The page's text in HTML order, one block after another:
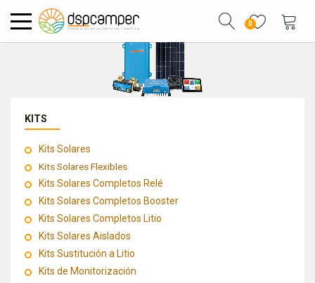
0
KITS
Kits Solares
Kits Solares Flexibles
Kits Solares Completos Relé
Kits Solares Completos Booster
Kits Solares Completos Litio
Kits Solares Aislados
Kits Sustitución a Litio
Kits de Monitorización